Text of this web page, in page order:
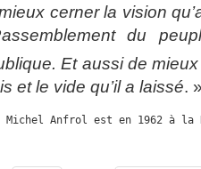
cerner la vision
du
Et aussi de
et le vide qu’il a laissé.
Michel Anfrol est en 1962 à